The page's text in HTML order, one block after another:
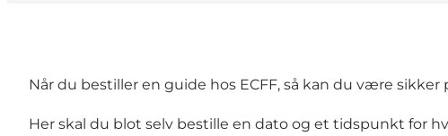
Når du bestiller en guide hos ECFF, så kan du være sikker
Her skal du blot selv bestille en dato og et tidspunkt for